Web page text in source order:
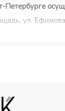
Петербурге
ул.
с